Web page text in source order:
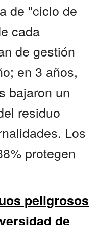
de "ciclo de
cada
de gestión
en 3 años,
bajaron un
residuo
Los
protegen
peligrosos
de